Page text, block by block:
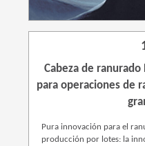
Cabeza de
para operaciones de
Pura innovación para el
producción por lotes: la